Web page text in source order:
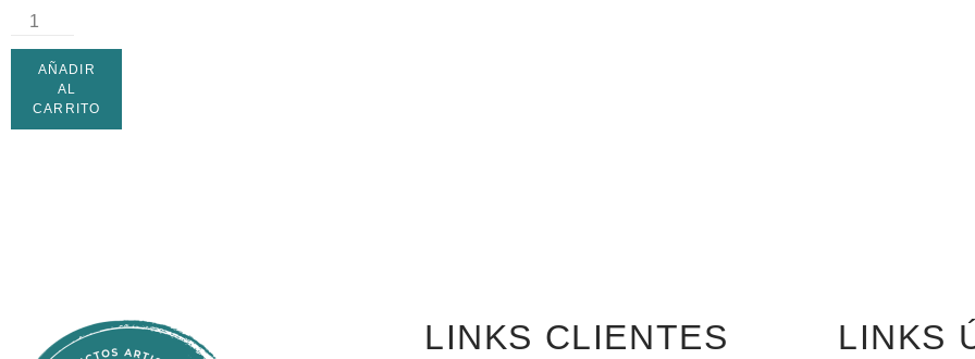
AÑADIR
AL
CARRITO
LINKS CLIENTES LINKS